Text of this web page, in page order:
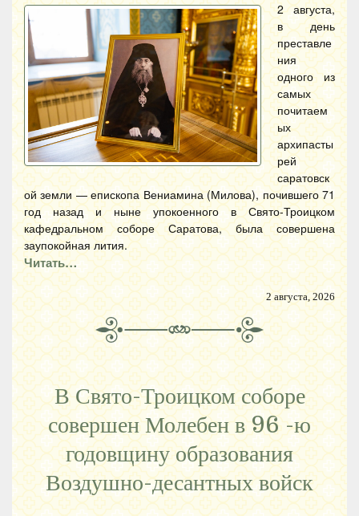
2 августа,
в день
преставле
ния
одного из
самых
почитаем
ых
архипасты
рей
саратовск
ой земли — епископа Вениамина (Милова), почившего 71
год назад и ныне упокоенного в Свято-Троицком
кафедральном соборе Саратова, была совершена
заупокойная лития.
Читать…
2 августа, 2026
В Свято-Троицком соборе
совершен Молебен в 96 -ю
годовщину образования
Воздушно-десантных войск